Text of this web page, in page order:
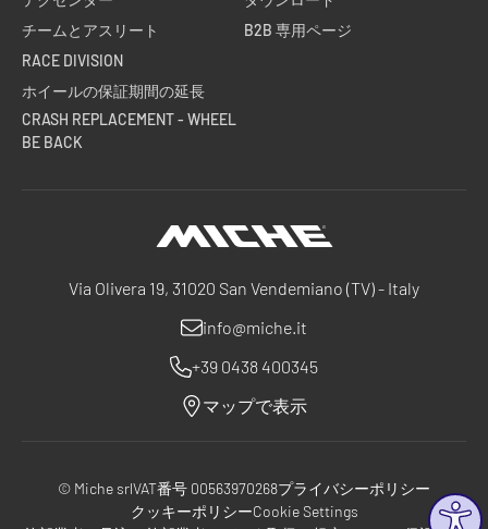
Via Olivera 19, 31020 San Vendemiano (TV) - Italy
info@miche.it
+39 0438 400345
マップで表示
チームとアスリート
RACE DIVISION
ホイールの保証期間の延長
CRASH REPLACEMENT - WHEEL
BE BACK
B2B 専用ページ
© Miche srlVAT番号 00563970268プライバシーポリシー
クッキーポリシーCookie Settings